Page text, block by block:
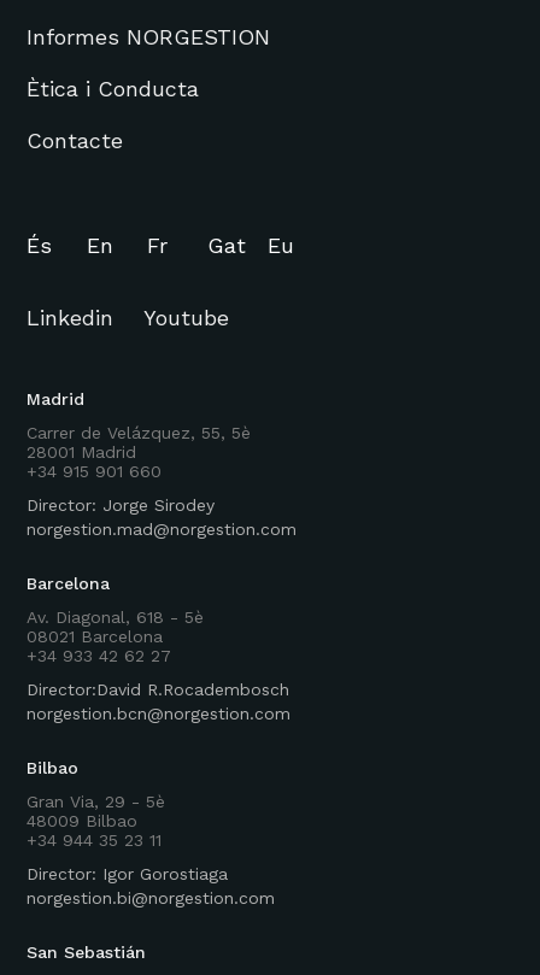
Informes NORGESTION
Ètica i Conducta
Contacte
Madrid
Carrer de Velázquez, 55, 5è
28001 Madrid
+34 915 901 660
Director: Jorge Sirodey
norgestion.mad@norgestion.com
Barcelona
Av. Diagonal, 618 - 5è
08021 Barcelona
+34 933 42 62 27
Director:David R.Rocadembosch
norgestion.bcn@norgestion.com
Bilbao
Gran Via, 29 - 5è
48009 Bilbao
+34 944 35 23 11
Director: Igor Gorostiaga
norgestion.bi@norgestion.com
San Sebastián
És En Fr Gat Eu
Linkedin Youtube